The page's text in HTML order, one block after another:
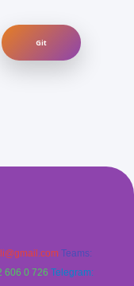
Teams:
606 0 726 Telegram: